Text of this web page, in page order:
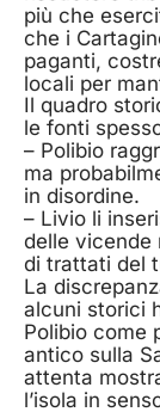
più che
che i
paganti,
locali per
Il quadro
le fonti
– Polibio
ma
in disordine.
– Livio li
delle vicende
di trattati del
La
alcuni storici
Polibio come
antico sulla
attenta
l’isola in